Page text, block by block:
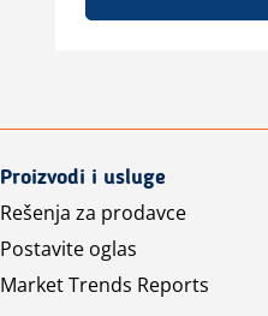
Proizvodi i usluge
Rešenja za prodavce
Postavite oglas
Market Trends Reports